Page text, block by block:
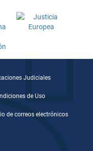
Judiciales
de Uso
de correos electrónicos